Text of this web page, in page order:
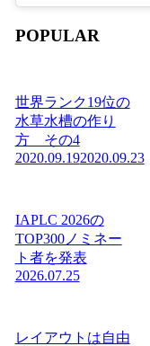
POPULAR
世界ランク19位の
水草水槽の作り
方 その4
2020.09.192020.09.23
IAPLC 2026の
TOP300ノミネー
ト者を発表
2026.07.25
レイアウトは自由